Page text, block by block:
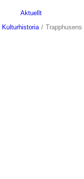
Aktuellt
Kulturhistoria / Trapphusens